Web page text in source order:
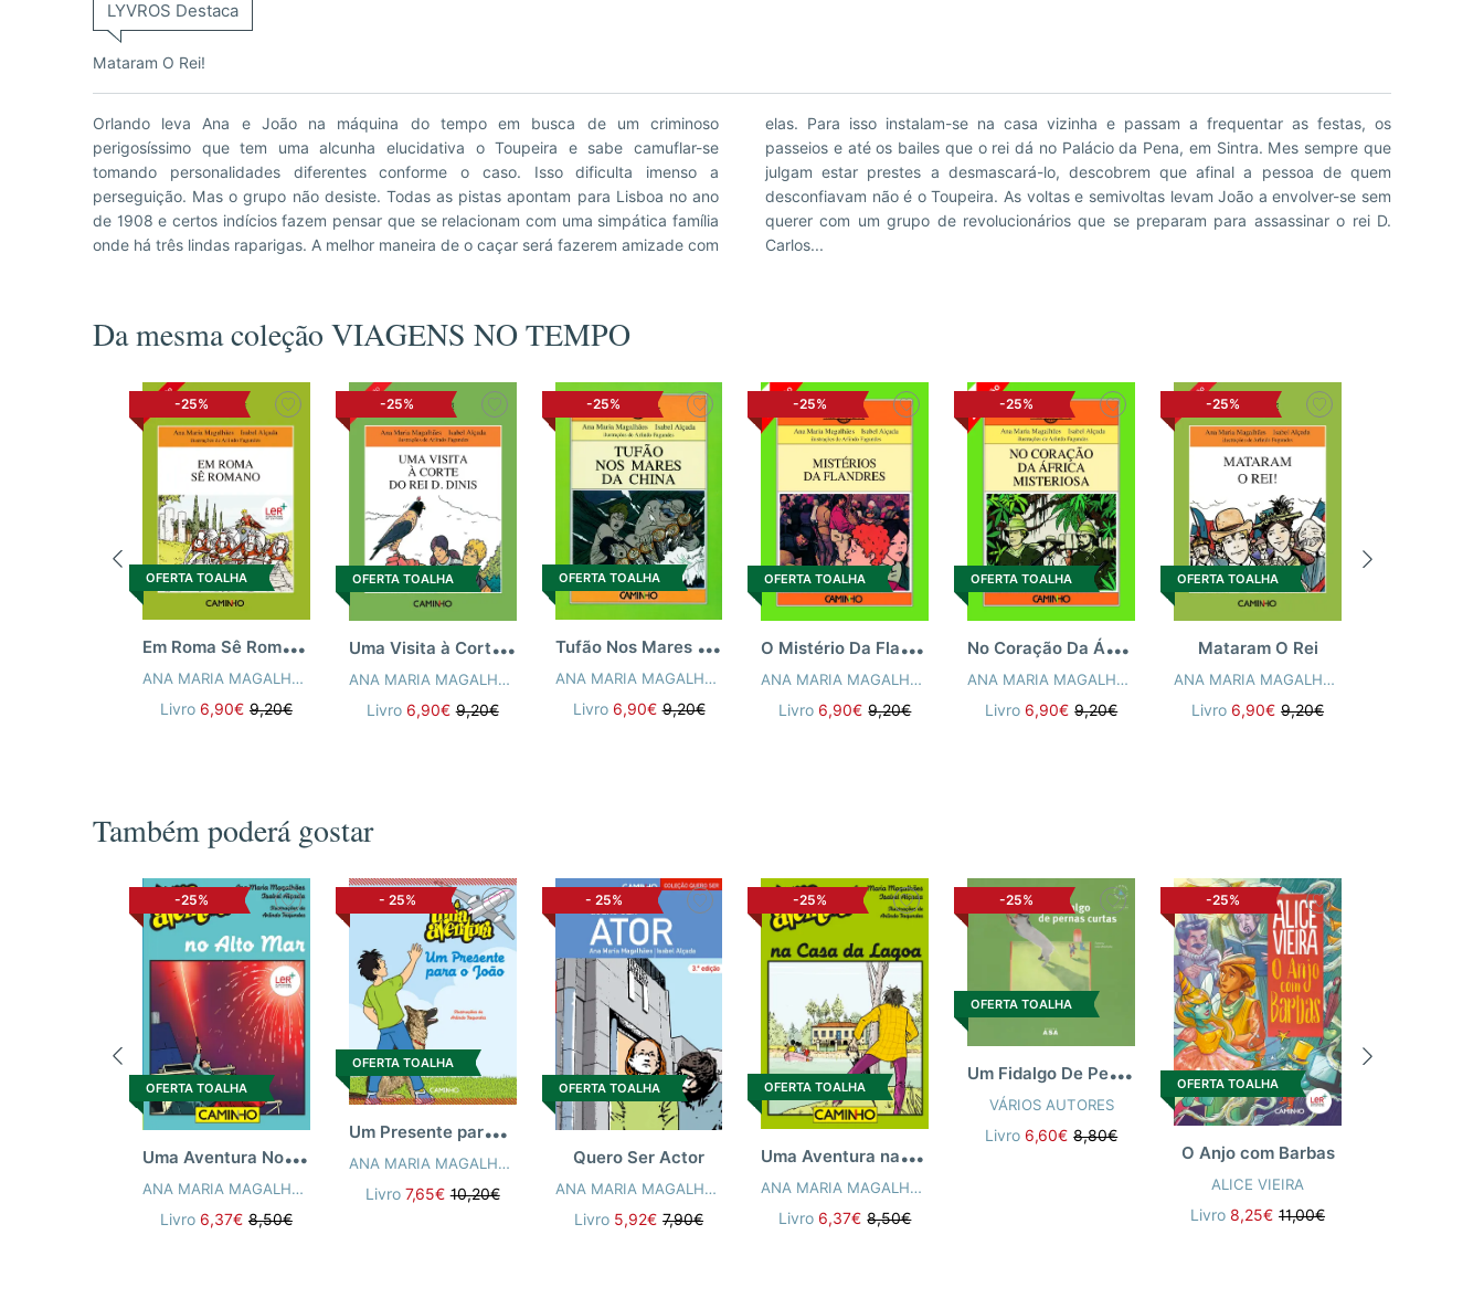
LYVROS Destaca
Mataram O Rei!
Orlando leva Ana e João na máquina do tempo em busca de um criminoso
perigosíssimo que tem uma alcunha elucidativa o Toupeira e sabe camuflar-se
tomando personalidades diferentes conforme o caso. Isso dificulta imenso a
perseguição. Mas o grupo não desiste. Todas as pistas apontam para Lisboa no ano
de 1908 e certos indícios fazem pensar que se relacionam com uma simpática família
onde há três lindas raparigas. A melhor maneira de o caçar será fazerem amizade com
elas. Para isso instalam-se na casa vizinha e passam a frequentar as festas, os
passeios e até os bailes que o rei dá no Palácio da Pena, em Sintra. Mes sempre que
julgam estar prestes a desmascará-lo, descobrem que afinal a pessoa de quem
desconfiavam não é o Toupeira. As voltas e semivoltas levam João a envolver-se sem
querer com um grupo de revolucionários que se preparam para assassinar o rei D.
Carlos...
Da mesma coleção VIAGENS NO TEMPO
-25%
OFERTA TOALHA
E
m Roma Sê Romano
ANA MARIA MAGALHÃES
ISABEL ALÇADA
Livro 6,90€ 9,20€
-25%
OFERTA TOALHA
U
ma Visita à Corte Rei D.Dinis
ANA MARIA MAGALHÃES
ISABEL ALÇADA
Livro 6,90€ 9,20€
-25%
OFERTA TOALHA
T
ufão Nos Mares Da China
ANA MARIA MAGALHÃES
ISABEL ALÇADA
Livro 6,90€ 9,20€
-25%
OFERTA TOALHA
O
Mistério Da Flandres
ANA MARIA MAGALHÃES
ISABEL ALÇADA
Livro 6,90€ 9,20€
-25%
OFERTA TOALHA
N
o Coração Da África Misterios
ANA MARIA MAGALHÃES
ISABEL ALÇADA
Livro 6,90€ 9,20€
-25%
OFERTA TOALHA
Mataram O Rei
ANA MARIA MAGALHÃES
Livro 6,90€ 9,20€
Também poderá gostar
-25%
OFERTA TOALHA
U
ma Aventura No Alto Mar
ANA MARIA MAGALHÃES
ISABEL ALÇADA
Livro 6,37€ 8,50€
- 25%
OFERTA TOALHA
U
m Presente para o João
ANA MARIA MAGALHÃES
ISABEL ALÇADA
Livro 7,65€ 10,20€
- 25%
OFERTA TOALHA
Quero Ser Actor
ANA MARIA MAGALHÃES
ISABEL ALÇADA
Livro 5,92€ 7,90€
-25%
OFERTA TOALHA
U
ma Aventura na Casa da Lagoa
ANA MARIA MAGALHÃES
Livro 6,37€ 8,50€
-25%
OFERTA TOALHA
U
m Fidalgo De Pernas Curtas
VÁRIOS AUTORES
Livro 6,60€ 8,80€
-25%
OFERTA TOALHA
O Anjo com Barbas
ALICE VIEIRA
Livro 8,25€ 11,00€